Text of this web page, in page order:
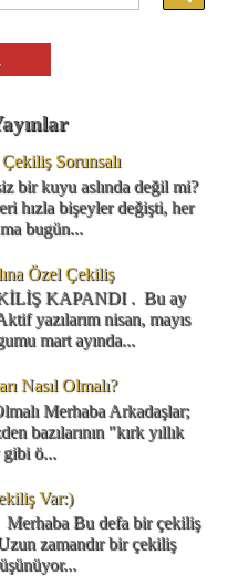
Sorunsalı
bir kuyu aslında değil mi?
hızla bişeyler değişti, her
bugün...
Özel Çekiliş
KAPANDI . Bu ay
yazılarım nisan, mayıs
mart ayında...
Nasıl Olmalı?
Merhaba Arkadaşlar;
bazılarının "kırk yıllık
ö...
Var:)
Bu defa bir çekiliş
zamandır bir çekiliş